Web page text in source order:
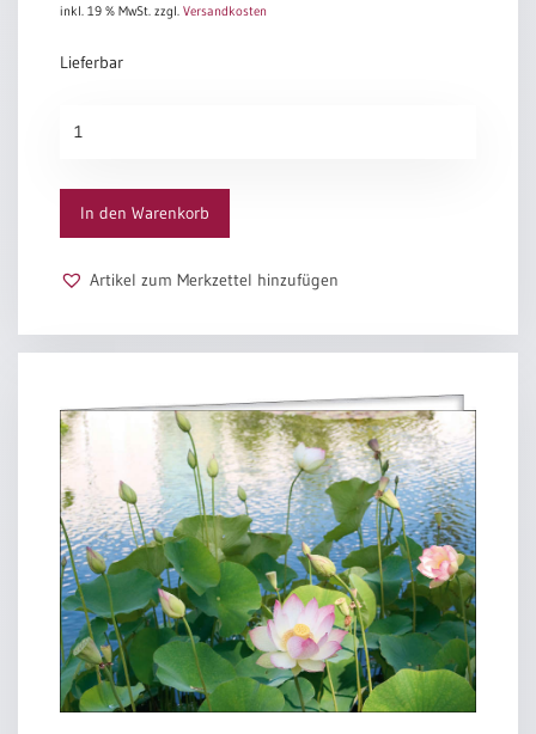
inkl. 19 % MwSt. zzgl. Versandkosten
Lieferbar
öffnen
In den Warenkorb
Artikel zum Merkzettel hinzufügen